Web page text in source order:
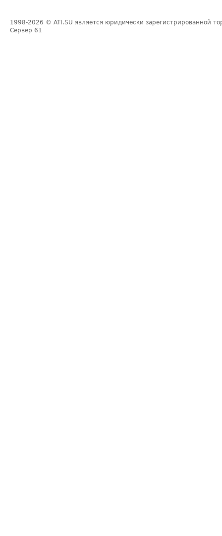
1998-2026 © ATI.SU является юридически зарегистрированной
Сервер 61